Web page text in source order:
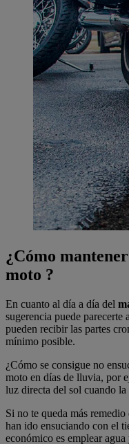
¿Cómo
moto ?
En cuanto al día a día del
sugerencia puede
pueden recibir las partes
mínimo posible.
¿Cómo se consigue no
moto en días de lluvia, por
luz directa del sol cuando la
Si no te queda más remedio
han ido ensuciando con el
económico es emplear agua